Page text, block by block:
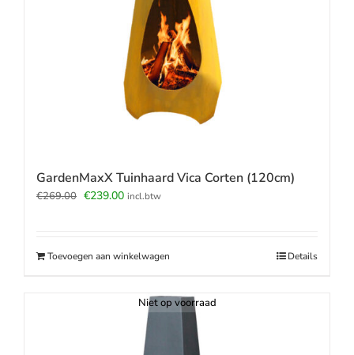
GardenMaxX Tuinhaard Vica Corten (120cm)
€269.00 Oorspronkelijke
€239.00Huidige
incl.btw
Toevoegen aan winkelwagen Details
Niet op voorraad